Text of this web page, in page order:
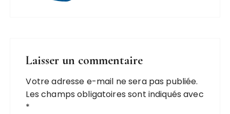
Laisser un commentaire
Votre adresse e-mail ne sera pas publiée.
Les champs obligatoires sont indiqués avec
*